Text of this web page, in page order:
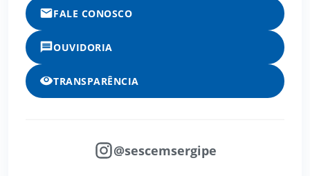
FALE CONOSCO
OUVIDORIA
TRANSPARÊNCIA
@sescemsergipe